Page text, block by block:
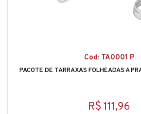
Cod: TA0001 P
PACOTE DE TARRAXAS FOLHEADAS A
R$ 111,96